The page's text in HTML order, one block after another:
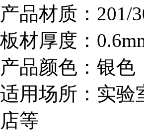
产品材质：201/
板材厚度：
产品颜色：银色
适用场所：实验
店等